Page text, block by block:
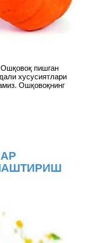
пишган
хусусиятлари
Ошқовоқнинг